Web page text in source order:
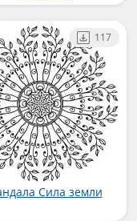
Сила земли
117